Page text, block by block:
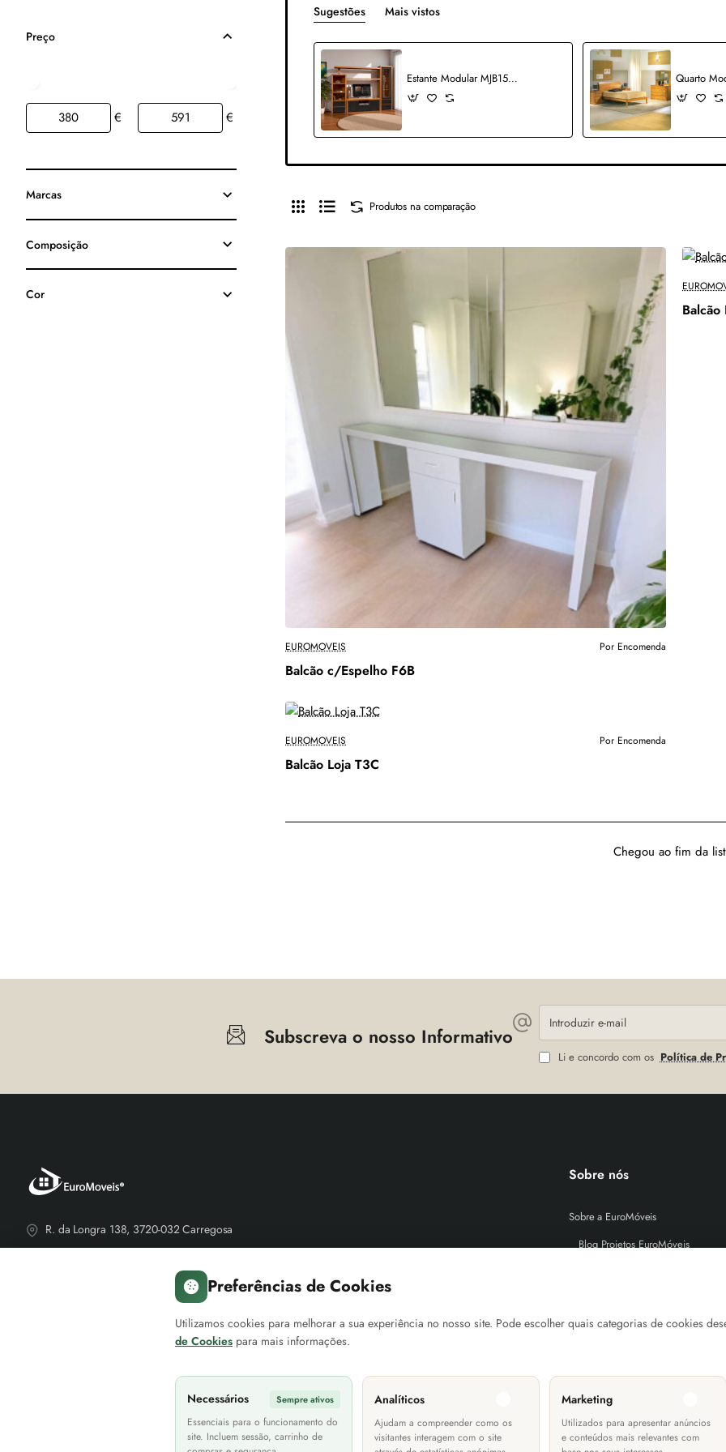
Preço
€ €
Marcas
Composição
Cor
Sugestões Mais vistos
Estante Modular MJB158CW Quarto
Produtos na comparação
EUROMOVEIS Por Encomenda
Balcão c/Espelho F6B
Balcão
EUROMOVEIS Por Encomenda
Balcão Loja T3C
Chegou ao fim da
Subscreva o nosso Informativo
Introduzir
mail
Li e concordo com os Política de
R. da Longra 138, 3720-032 Carregosa
Sobre nós
Sobre a EuroMóveis
Blog Projetos EuroMóveis
Termos & Condições
Métodos de Pagamento
Preferências de Cookies
Utilizamos cookies para melhorar a sua experiência no nosso site. Pode escolher quais categorias de cookies
de Cookies para mais informações.
Necessários Sempre ativos
Essenciais para o funcionamento do
site. Incluem sessão, carrinho de
Analíticos
Ajudam a compreender como os
visitantes interagem com o site
Marketing
Utilizados para apresentar anúncios
e conteúdos mais relevantes com